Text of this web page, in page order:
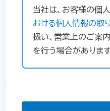
当社は、お客様の個
おける個人情報の取
扱い、営業上のご案内
を行う場合があります